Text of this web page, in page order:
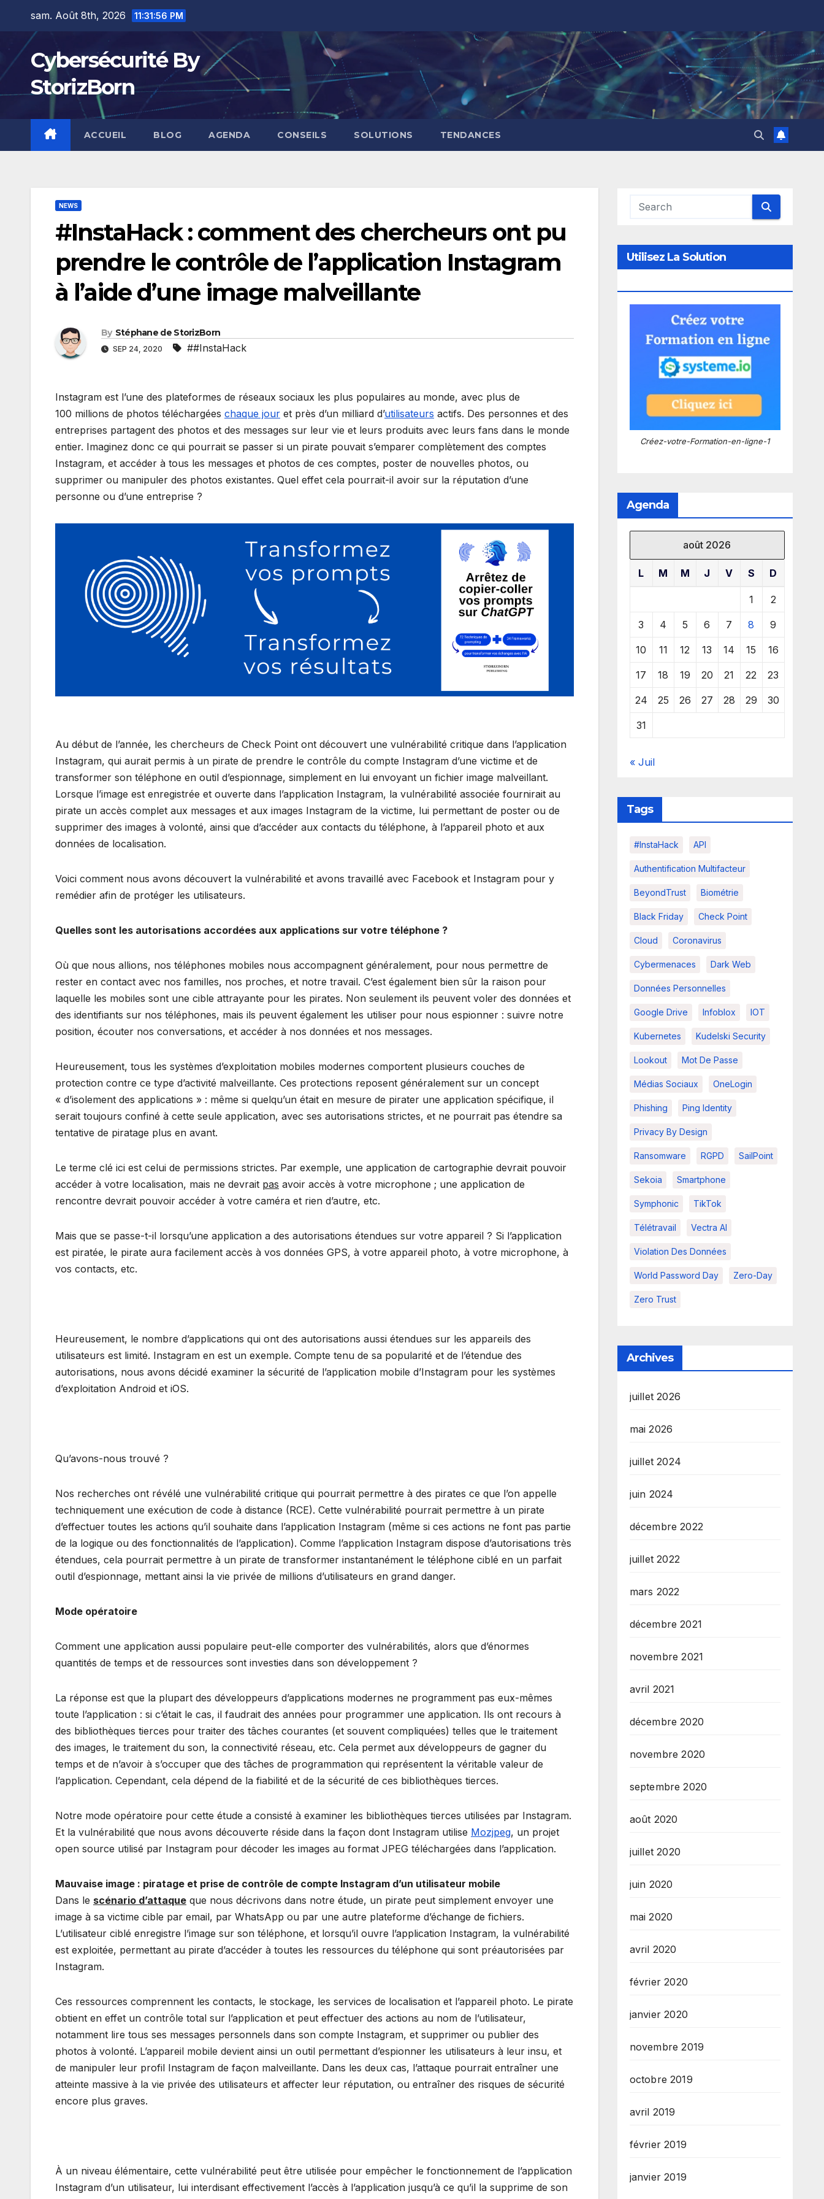
content
sam. Août 8th, 2026 11:31:57 PM
Cybersécurité By
StorizBorn
ACCUEIL BLOG AGENDA CONSEILS SOLUTIONS TENDANCES
NEWS
#InstaHack : comment des chercheurs ont pu
prendre le contrôle de l’application Instagram
à l’aide d’une image malveillante
By Stéphane de StorizBorn
SEP 24, 2020 ##InstaHack
Instagram est l’une des plateformes de réseaux sociaux les plus populaires au monde, avec plus de
100 millions de photos téléchargées chaque jour et près d’un milliard d’utilisateurs actifs. Des personnes et des
entreprises partagent des photos et des messages sur leur vie et leurs produits avec leurs fans dans le monde
entier. Imaginez donc ce qui pourrait se passer si un pirate pouvait s’emparer complètement des comptes
Instagram, et accéder à tous les messages et photos de ces comptes, poster de nouvelles photos, ou
supprimer ou manipuler des photos existantes. Quel effet cela pourrait-il avoir sur la réputation d’une
personne ou d’une entreprise ?
Au début de l’année, les chercheurs de Check Point ont découvert une vulnérabilité critique dans l’application
Instagram, qui aurait permis à un pirate de prendre le contrôle du compte Instagram d’une victime et de
transformer son téléphone en outil d’espionnage, simplement en lui envoyant un fichier image malveillant.
Lorsque l’image est enregistrée et ouverte dans l’application Instagram, la vulnérabilité associée fournirait au
pirate un accès complet aux messages et aux images Instagram de la victime, lui permettant de poster ou de
supprimer des images à volonté, ainsi que d’accéder aux contacts du téléphone, à l’appareil photo et aux
données de localisation.
Voici comment nous avons découvert la vulnérabilité et avons travaillé avec Facebook et Instagram pour y
remédier afin de protéger les utilisateurs.
Quelles sont les autorisations accordées aux applications sur votre téléphone ?
Où que nous allions, nos téléphones mobiles nous accompagnent généralement, pour nous permettre de
rester en contact avec nos familles, nos proches, et notre travail. C’est également bien sûr la raison pour
laquelle les mobiles sont une cible attrayante pour les pirates. Non seulement ils peuvent voler des données et
des identifiants sur nos téléphones, mais ils peuvent également les utiliser pour nous espionner : suivre notre
position, écouter nos conversations, et accéder à nos données et nos messages.
Heureusement, tous les systèmes d’exploitation mobiles modernes comportent plusieurs couches de
protection contre ce type d’activité malveillante. Ces protections reposent généralement sur un concept
« d’isolement des applications » : même si quelqu’un était en mesure de pirater une application spécifique, il
serait toujours confiné à cette seule application, avec ses autorisations strictes, et ne pourrait pas étendre sa
tentative de piratage plus en avant.
Le terme clé ici est celui de permissions strictes. Par exemple, une application de cartographie devrait pouvoir
accéder à votre localisation, mais ne devrait pas avoir accès à votre microphone ; une application de
rencontre devrait pouvoir accéder à votre caméra et rien d’autre, etc.
Mais que se passe-t-il lorsqu’une application a des autorisations étendues sur votre appareil ? Si l’application
est piratée, le pirate aura facilement accès à vos données GPS, à votre appareil photo, à votre microphone, à
vos contacts, etc.
Heureusement, le nombre d’applications qui ont des autorisations aussi étendues sur les appareils des
utilisateurs est limité. Instagram en est un exemple. Compte tenu de sa popularité et de l’étendue des
autorisations, nous avons décidé examiner la sécurité de l’application mobile d’Instagram pour les systèmes
d’exploitation Android et iOS.
Qu’avons-nous trouvé ?
Nos recherches ont révélé une vulnérabilité critique qui pourrait permettre à des pirates ce que l’on appelle
techniquement une exécution de code à distance (RCE). Cette vulnérabilité pourrait permettre à un pirate
d’effectuer toutes les actions qu’il souhaite dans l’application Instagram (même si ces actions ne font pas partie
de la logique ou des fonctionnalités de l’application). Comme l’application Instagram dispose d’autorisations très
étendues, cela pourrait permettre à un pirate de transformer instantanément le téléphone ciblé en un parfait
outil d’espionnage, mettant ainsi la vie privée de millions d’utilisateurs en grand danger.
Mode opératoire
Comment une application aussi populaire peut-elle comporter des vulnérabilités, alors que d’énormes
quantités de temps et de ressources sont investies dans son développement ?
La réponse est que la plupart des développeurs d’applications modernes ne programment pas eux-mêmes
toute l’application : si c’était le cas, il faudrait des années pour programmer une application. Ils ont recours à
des bibliothèques tierces pour traiter des tâches courantes (et souvent compliquées) telles que le traitement
des images, le traitement du son, la connectivité réseau, etc. Cela permet aux développeurs de gagner du
temps et de n’avoir à s’occuper que des tâches de programmation qui représentent la véritable valeur de
l’application. Cependant, cela dépend de la fiabilité et de la sécurité de ces bibliothèques tierces.
Notre mode opératoire pour cette étude a consisté à examiner les bibliothèques tierces utilisées par Instagram.
Et la vulnérabilité que nous avons découverte réside dans la façon dont Instagram utilise Mozjpeg, un projet
open source utilisé par Instagram pour décoder les images au format JPEG téléchargées dans l’application.
Mauvaise image : piratage et prise de contrôle de compte Instagram d’un utilisateur mobile
Dans le scénario d’attaque que nous décrivons dans notre étude, un pirate peut simplement envoyer une
image à sa victime cible par email, par WhatsApp ou par une autre plateforme d’échange de fichiers.
L’utilisateur ciblé enregistre l’image sur son téléphone, et lorsqu’il ouvre l’application Instagram, la vulnérabilité
est exploitée, permettant au pirate d’accéder à toutes les ressources du téléphone qui sont préautorisées par
Instagram.
Ces ressources comprennent les contacts, le stockage, les services de localisation et l’appareil photo. Le pirate
obtient en effet un contrôle total sur l’application et peut effectuer des actions au nom de l’utilisateur,
notamment lire tous ses messages personnels dans son compte Instagram, et supprimer ou publier des
photos à volonté. L’appareil mobile devient ainsi un outil permettant d’espionner les utilisateurs à leur insu, et
de manipuler leur profil Instagram de façon malveillante. Dans les deux cas, l’attaque pourrait entraîner une
atteinte massive à la vie privée des utilisateurs et affecter leur réputation, ou entraîner des risques de sécurité
encore plus graves.
À un niveau élémentaire, cette vulnérabilité peut être utilisée pour empêcher le fonctionnement de l’application
Instagram d’un utilisateur, lui interdisant effectivement l’accès à l’application jusqu’à ce qu’il la supprime de son
Utilisez La Solution
Créez-votre-Formation-en-ligne-1
Agenda
août 2026
L M M J V S D
1 2
3 4 5 6 7 8 9
10 11 12 13 14 15 16
17 18 19 20 21 22 23
24 25 26 27 28 29 30
31
« Juil
Tags
#InstaHack API
Authentification Multifacteur
BeyondTrust Biométrie
Black Friday Check Point
Cloud Coronavirus
Cybermenaces Dark Web
Données Personnelles
Google Drive Infoblox IOT
Kubernetes Kudelski Security
Lookout Mot De Passe
Médias Sociaux OneLogin
Phishing Ping Identity
Privacy By Design
Ransomware RGPD SailPoint
Sekoia Smartphone
Symphonic TikTok
Télétravail Vectra AI
Violation Des Données
World Password Day Zero-Day
Zero Trust
Archives
juillet 2026
mai 2026
juillet 2024
juin 2024
décembre 2022
juillet 2022
mars 2022
décembre 2021
novembre 2021
avril 2021
décembre 2020
novembre 2020
septembre 2020
août 2020
juillet 2020
juin 2020
mai 2020
avril 2020
février 2020
janvier 2020
novembre 2019
octobre 2019
avril 2019
février 2019
janvier 2019